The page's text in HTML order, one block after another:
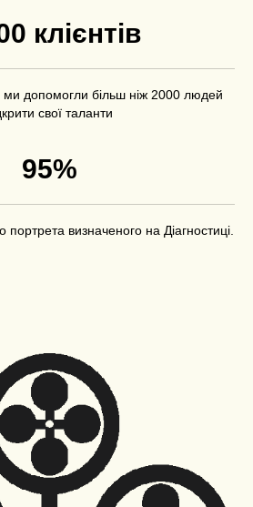
клієнтів
ми допомогли більш ніж 2000 людей
свої таланти
95%
портрета визначеного на Діагностиці.